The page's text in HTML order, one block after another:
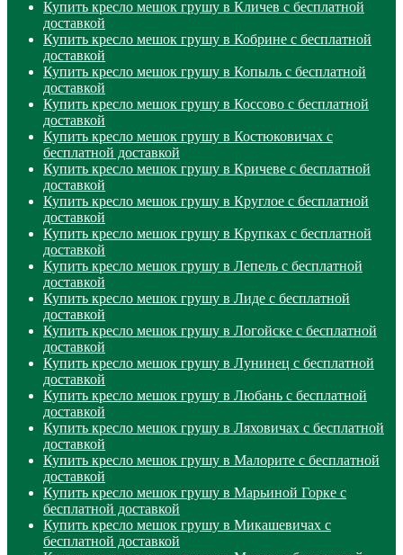
Купить кресло мешок грушу в Кличев с бесплатной
доставкой
Купить кресло мешок грушу в Кобрине с бесплатной
доставкой
Купить кресло мешок грушу в Копыль с бесплатной
доставкой
Купить кресло мешок грушу в Коссово с бесплатной
доставкой
Купить кресло мешок грушу в Костюковичах с
бесплатной доставкой
Купить кресло мешок грушу в Кричеве с бесплатной
доставкой
Купить кресло мешок грушу в Круглое с бесплатной
доставкой
Купить кресло мешок грушу в Крупках с бесплатной
доставкой
Купить кресло мешок грушу в Лепель с бесплатной
доставкой
Купить кресло мешок грушу в Лиде с бесплатной
доставкой
Купить кресло мешок грушу в Логойске с бесплатной
доставкой
Купить кресло мешок грушу в Лунинец с бесплатной
доставкой
Купить кресло мешок грушу в Любань с бесплатной
доставкой
Купить кресло мешок грушу в Ляховичах с бесплатной
доставкой
Купить кресло мешок грушу в Малорите с бесплатной
доставкой
Купить кресло мешок грушу в Марьиной Горке с
бесплатной доставкой
Купить кресло мешок грушу в Микашевичах с
бесплатной доставкой